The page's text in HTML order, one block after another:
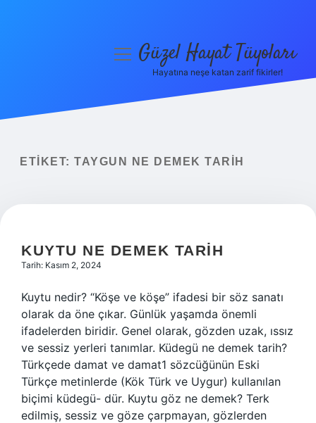
Yasal Uyarı
menüyüGüzel Hayat Tüyoları
Hayatına neşe katan zarif fikirler!
ETIKET: TAYGUN NE DEMEK TARIH
KUYTU NE DEMEK TARIH
Tarih: Kasım 2, 2024
Kuytu nedir? “Köşe ve köşe” ifadesi bir söz sanatı
olarak da öne çıkar. Günlük yaşamda önemli
ifadelerden biridir. Genel olarak, gözden uzak, ıssız
ve sessiz yerleri tanımlar. Küdegü ne demek tarih?
Türkçede damat ve damat1 sözcüğünün Eski
Türkçe metinlerde (Kök Türk ve Uygur) kullanılan
biçimi küdegü- dür. Kuytu göz ne demek? Terk
edilmiş, sessiz ve göze çarpmayan, gözlerden